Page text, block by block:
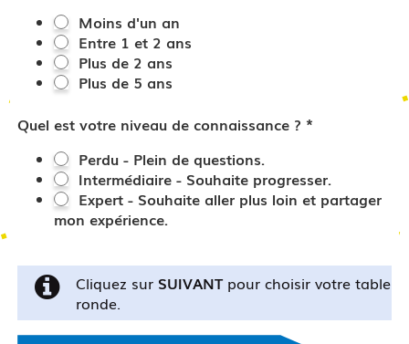
Moins d'un an
Entre 1 et 2 ans
Plus de 2 ans
Plus de 5 ans
Quel est votre niveau de connaissance ? *
Perdu - Plein de questions.
Intermédiaire - Souhaite progresser.
Expert - Souhaite aller plus loin et partager
mon expérience.
Cliquez sur SUIVANT pour choisir votre table
ronde.